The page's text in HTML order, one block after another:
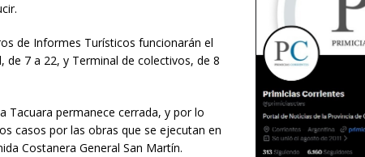
de Informes Turísticos funcionarán el
de 7 a 22, y Terminal de colectivos, de 8
Tacuara permanece cerrada, y por lo
casos por las obras que se ejecutan en
Costanera General San Martín.